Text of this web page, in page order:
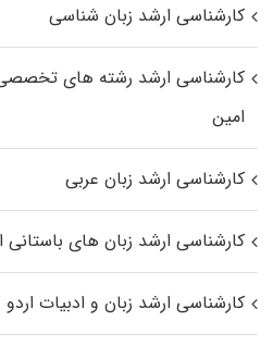
کارشناسی ارشد زبان شناسی
کارشناسی ارشد رﺷﺘﻪ ﻫﺎی تخصصی
اﻣﻴﻦ
کارشناسی ارشد زبان عربی
کارشناسی ارشد زبان‌ های باستانی
کارشناسی ارشد زبان و ادبیات اردو